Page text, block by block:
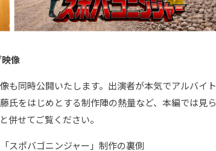
像
同時公開いたします。出演者が本気でアルバイト
氏をはじめとする制作陣の熱量など、本編では見ら
併せてご覧ください。
スポバゴニンジャー」制作の裏側